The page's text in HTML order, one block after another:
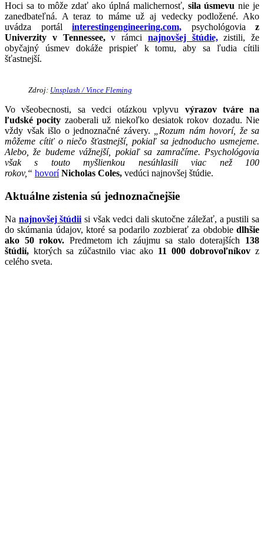
Hoci sa to môže zdať ako úplná malichernosť, sila úsmevu nie je
zanedbateľná. A teraz to máme už aj vedecky podložené. Ako
uvádza portál interestingengineering.com, psychológovia z
Univerzity v Tennessee,v rámci najnovšej štúdie,zistili, že
obyčajný úsmev dokáže prispieť k tomu, aby sa ľudia cítili
šťastnejší.
Zdroj: Unsplash / Vince Fleming
Vo všeobecnosti, sa vedci otázkou vplyvu výrazov tváre na
ľudské pocity zaoberali už niekoľko desiatok rokov dozadu. Nie
vždy však išlo o jednoznačné závery. „Rozum nám hovorí, že sa
môžeme cítiť o niečo šťastnejší, pokiaľ sa jednoducho usmejeme.
Alebo, že budeme vážnejší, pokiaľ sa zamračíme. Psychológovia
však s touto myšlienkou nesúhlasili viac než 100
rokov,“ hovorí Nicholas Coles, vedúci najnovšej štúdie.
Aktuálne zistenia sú jednoznačnejšie
Na najnovšej štúdii si však vedci dali skutočne záležať, a pustili sa
do skúmania údajov, ktoré sa podarilo zozbierať za obdobie dlhšie
ako 50 rokov. Predmetom ich záujmu sa stalo doterajších 138
štúdií, ktorých sa zúčastnilo viac ako 11 000 dobrovoľníkov z
celého sveta.